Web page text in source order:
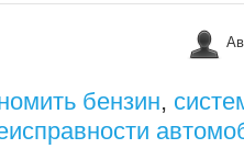
бензин,